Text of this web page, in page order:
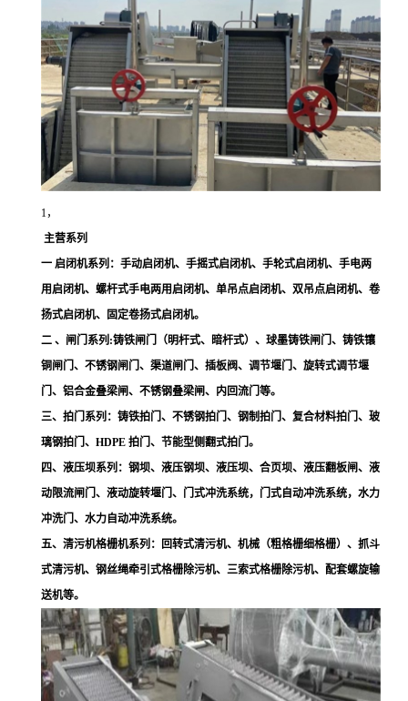
1，
主营系列
一 启闭机系列：手动启闭机、手摇式启闭机、手轮式启闭机、手电两
用启闭机、螺杆式手电两用启闭机、单吊点启闭机、双吊点启闭机、卷
扬式启闭机、固定卷扬式启闭机。
二 、闸门系列:铸铁闸门（明杆式、暗杆式）、球墨铸铁闸门、铸铁镶
铜闸门、不锈钢闸门、渠道闸门、插板阀、调节堰门、旋转式调节堰
门、铝合金叠梁闸、不锈钢叠梁闸、内回流门等。
三、拍门系列：铸铁拍门、不锈钢拍门、钢制拍门、复合材料拍门、玻
璃钢拍门、HDPE 拍门、节能型侧翻式拍门。
四、液压坝系列：钢坝、液压钢坝、液压坝、合页坝、液压翻板闸、液
动限流闸门、液动旋转堰门、门式冲洗系统，门式自动冲洗系统，水力
冲洗门、水力自动冲洗系统。
五、清污机格栅机系列：回转式清污机、机械（粗格栅细格栅）、抓斗
式清污机、钢丝绳牵引式格栅除污机、三索式格栅除污机、配套螺旋输
送机等。